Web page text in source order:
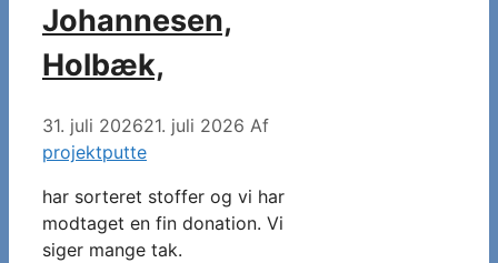
Johannesen,
Holbæk,
31. juli 202621. juli 2026 Af
projektputte
har sorteret stoffer og vi har
modtaget en fin donation. Vi
siger mange tak.